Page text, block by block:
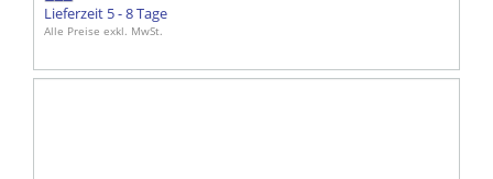
Lieferzeit 5 - 8 Tage
Alle Preise exkl. MwSt.